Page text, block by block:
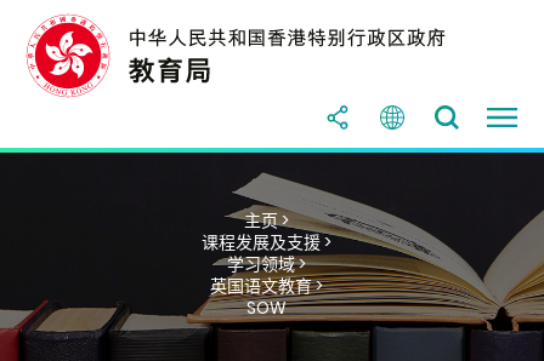
主页 >
课程发展及支援 >
学习领域 >
英国语文教育 >
SOW